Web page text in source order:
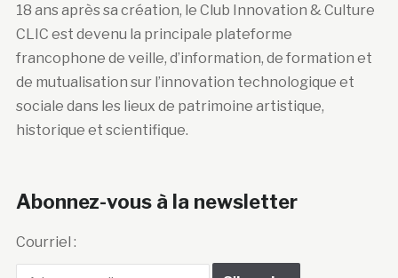
18 ans après sa création, le Club Innovation & Culture
CLIC est devenu la principale plateforme
francophone de veille, d’information, de formation et
de mutualisation sur l’innovation technologique et
sociale dans les lieux de patrimoine artistique,
historique et scientifique.
Abonnez-vous à la newsletter
Courriel :